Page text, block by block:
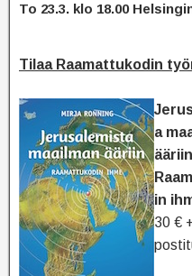
To 23.3. klo 18.00
Tilaa Raamattukodin
a
in
30 €